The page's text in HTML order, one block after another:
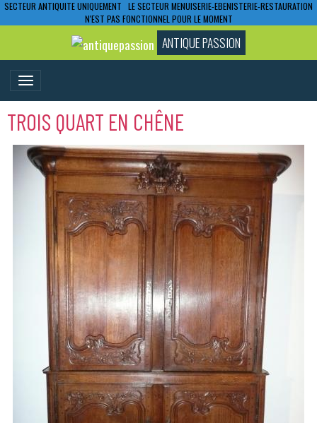
SECTEUR ANTIQUITE UNIQUEMENT LE SECTEUR MENUISERIE-EBENISTERIE-RESTAURATION
N'EST PAS FONCTIONNEL POUR LE MOMENT
ANTIQUE PASSION
TROIS QUART EN CHÊNE